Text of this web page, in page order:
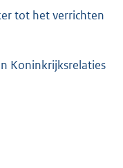
tot het verrichten
Koninkrijksrelaties